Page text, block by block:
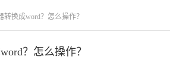
转换成word？怎么操作？
？怎么操作？